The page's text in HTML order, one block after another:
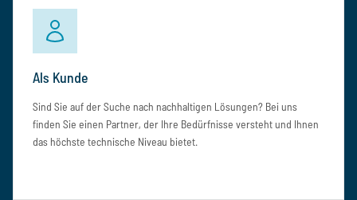
Als Kunde
Sind Sie auf der Suche nach nachhaltigen Lösungen? Bei uns
finden Sie einen Partner, der Ihre Bedürfnisse versteht und Ihnen
das höchste technische Niveau bietet.